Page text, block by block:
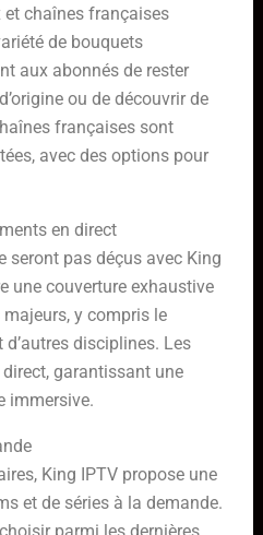
chaînes françaises
de bouquets
aux abonnés de rester
ou de découvrir de
françaises sont
avec des options pour
en direct
seront pas déçus avec King
une couverture exhaustive
y compris le
disciplines. Les
garantissant une
immersive.
King IPTV propose une
et de séries à la demande.